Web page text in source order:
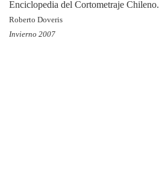
Enciclopedia del Cortometraje Chileno.
Roberto Doveris
Invierno 2007